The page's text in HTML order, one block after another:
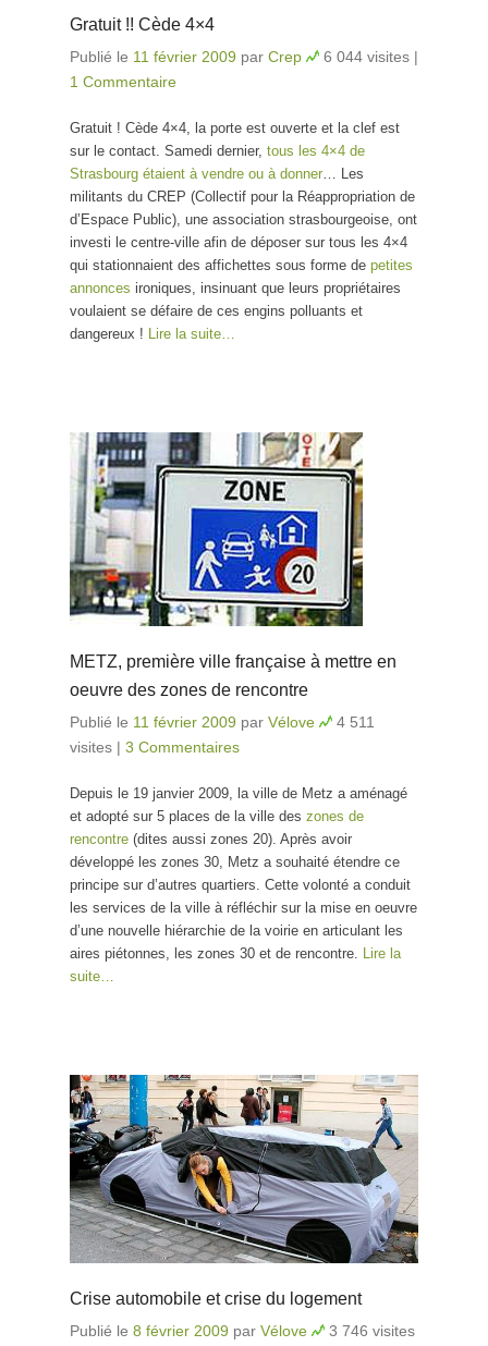
Gratuit !! Cède 4×4
Publié le 11 février 2009 par Crep 6 044 visites |
1 Commentaire
Gratuit ! Cède 4×4, la porte est ouverte et la clef est
sur le contact. Samedi dernier, tous les 4×4 de
Strasbourg étaient à vendre ou à donner… Les
militants du CREP (Collectif pour la Réappropriation de
d’Espace Public), une association strasbourgeoise, ont
investi le centre-ville afin de déposer sur tous les 4×4
qui stationnaient des affichettes sous forme de petites
annonces ironiques, insinuant que leurs propriétaires
voulaient se défaire de ces engins polluants et
dangereux ! Lire la suite…
METZ, première ville française à mettre en
oeuvre des zones de rencontre
Publié le 11 février 2009 par Vélove
4 511
visites | 3 Commentaires
Depuis le 19 janvier 2009, la ville de Metz a aménagé
et adopté sur 5 places de la ville des zones de
rencontre (dites aussi zones 20). Après avoir
développé les zones 30, Metz a souhaité étendre ce
principe sur d’autres quartiers. Cette volonté a conduit
les services de la ville à réfléchir sur la mise en oeuvre
d’une nouvelle hiérarchie de la voirie en articulant les
aires piétonnes, les zones 30 et de rencontre. Lire la
suite…
Crise automobile et crise du logement
Publié le 8 février 2009 par Vélove
3 746 visites